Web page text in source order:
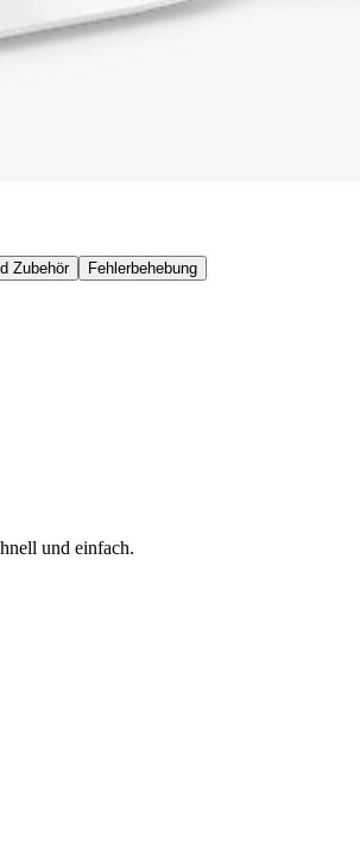
Zubehör Fehlerbehebung
und einfach.